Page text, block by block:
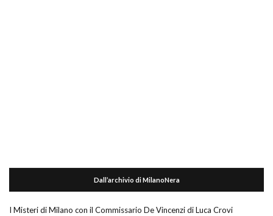
Dall’archivio di MilanoNera
I Misteri di Milano con il Commissario De Vincenzi di Luca Crovi